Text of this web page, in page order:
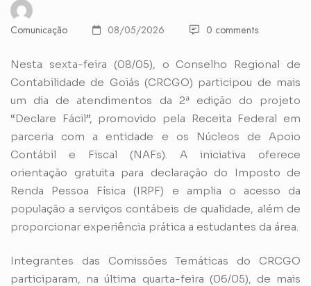
Comunicação 08/05/2026 0 comments
Nesta sexta-feira (08/05), o Conselho Regional de
Contabilidade de Goiás (CRCGO) participou de mais
um dia de atendimentos da 2ª edição do projeto
“Declare Fácil”, promovido pela Receita Federal em
parceria com a entidade e os Núcleos de Apoio
Contábil e Fiscal (NAFs). A iniciativa oferece
orientação gratuita para declaração do Imposto de
Renda Pessoa Física (IRPF) e amplia o acesso da
população a serviços contábeis de qualidade, além de
proporcionar experiência prática a estudantes da área.
Integrantes das Comissões Temáticas do CRCGO
participaram, na última quarta-feira (06/05), de mais